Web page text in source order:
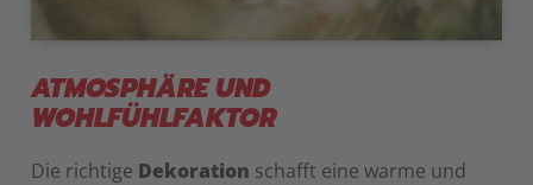
ATMOSPHÄRE UND
WOHLFÜHLFAKTOR
Die richtige Dekoration schafft eine warme und